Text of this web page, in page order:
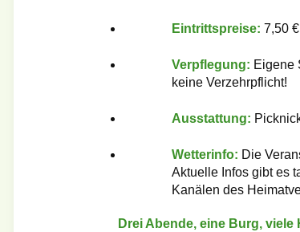
Eintrittspreise: 7,50
Verpflegung: Eigene
keine Verzehrpflicht!
Ausstattung:
Wetterinfo: Die
Aktuelle Infos gibt es
Kanälen des
Drei Abende, eine Burg,